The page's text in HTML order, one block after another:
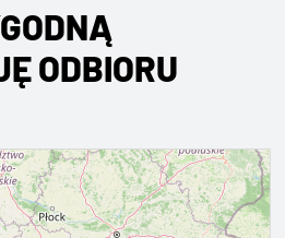
ODBIORU